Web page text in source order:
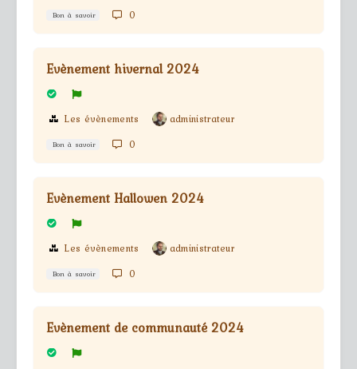
Bon à savoir 0
Evènement hivernal 2024
Les évènements administrateur
Bon à savoir 0
Evènement Hallowen 2024
Les évènements administrateur
Bon à savoir 0
Evènement de communauté 2024